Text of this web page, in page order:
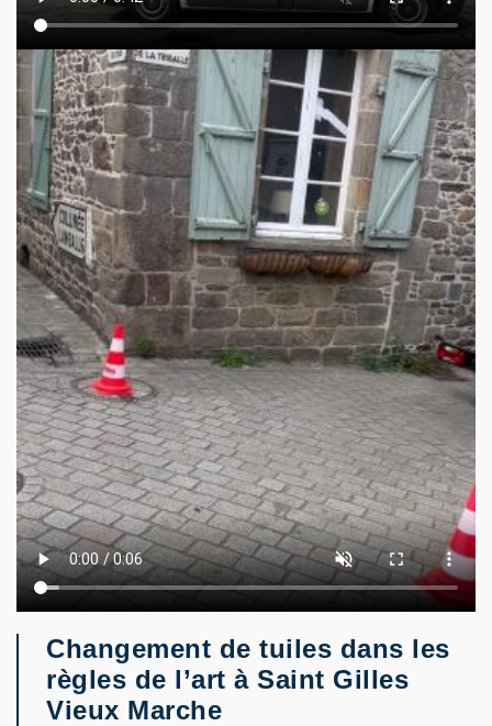
Changement de tuiles dans les
règles de l’art à Saint Gilles
Vieux Marche